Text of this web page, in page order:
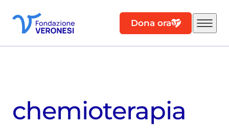
Dona ora
chemioterapia